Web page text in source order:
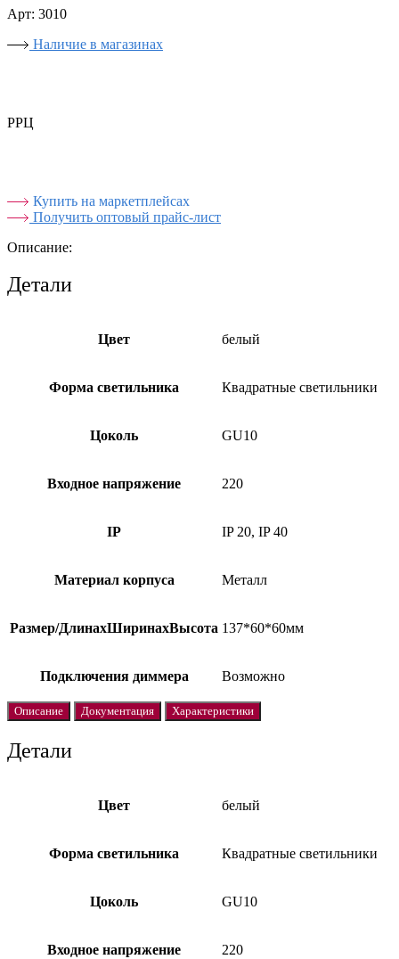
Арт: 3010
Наличие в магазинах
РРЦ
Купить на маркетплейсах
Получить оптовый прайс-лист
Описание:
Детали
Цвет белый
Форма светильника Квадратные светильники
Цоколь GU10
Входное напряжение 220
IP IP 20, IP 40
Материал корпуса Металл
Размер/ДлинаxШиринаxВысота 137*60*60мм
Подключения диммера Возможно
Описание Документация Характеристики
Детали
Цвет белый
Форма светильника Квадратные светильники
Цоколь GU10
Входное напряжение 220